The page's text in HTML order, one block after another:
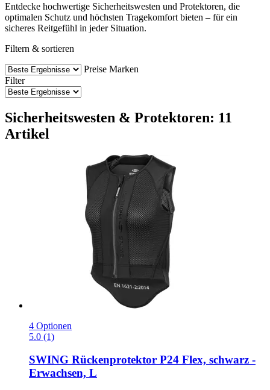
Entdecke hochwertige Sicherheitswesten und Protektoren, die
optimalen Schutz und höchsten Tragekomfort bieten – für ein
sicheres Reitgefühl in jeder Situation.
Filtern & sortieren
Preise Marken
Filter
Sicherheitswesten & Protektoren: 11
Artikel
4 Optionen
5.0 (1)
SWING Rückenprotektor P24 Flex, schwarz -​
Erwachsen, L